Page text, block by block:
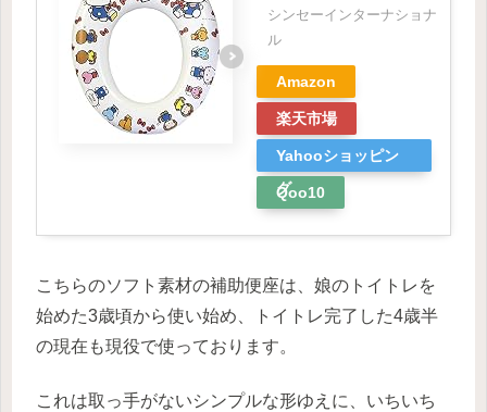
シンセーインターナショナ
ル
Amazon
楽天市場
Yahooショッピン
グ
Qoo10
こちらのソフト素材の補助便座は、娘のトイトレを
始めた3歳頃から使い始め、トイトレ完了した4歳半
の現在も現役で使っております。
これは取っ手がないシンプルな形ゆえに、いちいち